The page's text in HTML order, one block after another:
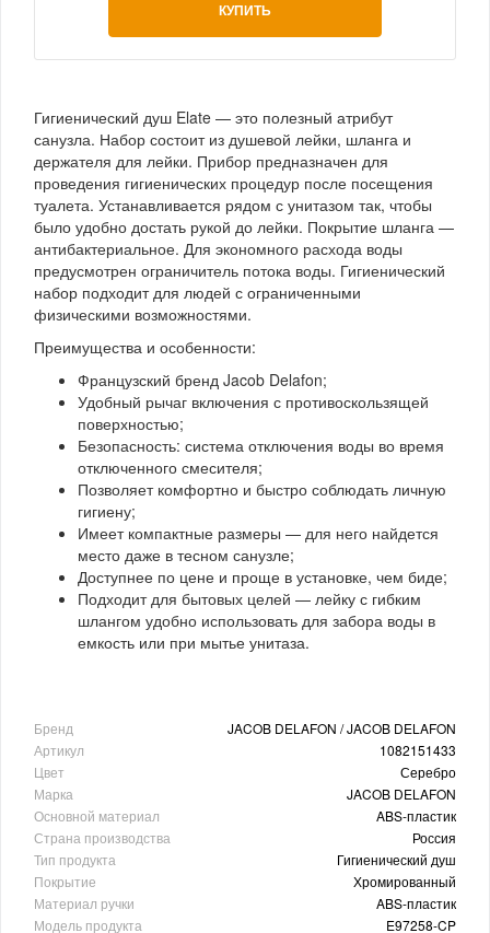
КУПИТЬ
Гигиенический душ Elate — это полезный атрибут
санузла. Набор состоит из душевой лейки, шланга и
держателя для лейки. Прибор предназначен для
проведения гигиенических процедур после посещения
туалета. Устанавливается рядом с унитазом так, чтобы
было удобно достать рукой до лейки. Покрытие шланга —
антибактериальное. Для экономного расхода воды
предусмотрен ограничитель потока воды. Гигиенический
набор подходит для людей с ограниченными
физическими возможностями.
Преимущества и особенности:
Французский бренд Jacob Delafon;
Удобный рычаг включения с противоскользящей
поверхностью;
Безопасность: система отключения воды во время
отключенного смесителя;
Позволяет комфортно и быстро соблюдать личную
гигиену;
Имеет компактные размеры — для него найдется
место даже в тесном санузле;
Доступнее по цене и проще в установке, чем биде;
Подходит для бытовых целей — лейку с гибким
шлангом удобно использовать для забора воды в
емкость или при мытье унитаза.
Бренд
JACOB DELAFON / JACOB DELAFON
Артикул
1082151433
Цвет
Серебро
Марка
JACOB DELAFON
Основной материал
ABS-пластик
Страна производства
Россия
Тип продукта
Гигиенический душ
Покрытие
Хромированный
Материал ручки
ABS-пластик
Модель продукта
E97258-CP